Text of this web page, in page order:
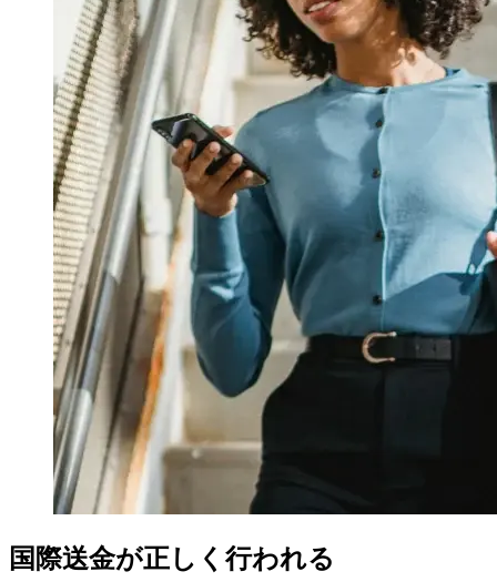
国際送金が正しく行われる